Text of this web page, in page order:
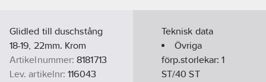
Glidled till duschstång
18-19, 22mm. Krom
Artikelnummer: 8181713
Lev. artikelnr: 116043
Teknisk data
Övriga
förp.storlekar:1
ST/40 ST